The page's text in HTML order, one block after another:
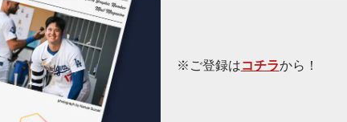
※ご登録はコチラから！